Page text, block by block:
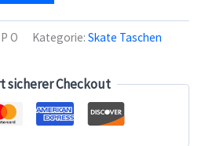
O Kategorie: Skate Taschen
sicherer Checkout